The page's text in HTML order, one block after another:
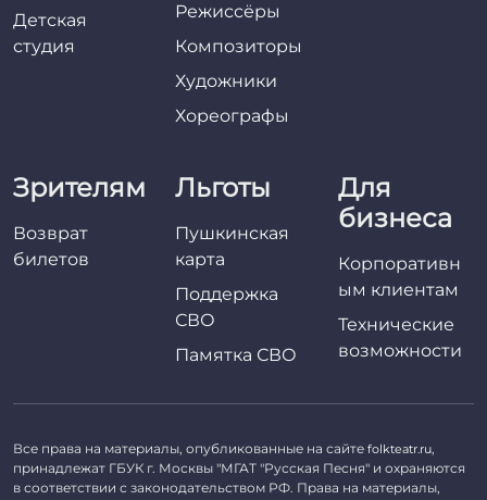
Детская
студия
Режиссёры
Композиторы
Художники
Хореографы
Зрителям
Возврат
билетов
Льготы
Пушкинская
карта
Поддержка
СВО
Памятка СВО
Для
бизнеса
Корпоративн
ым клиентам
Технические
возможности
Все права на материалы, опубликованные на сайте folkteatr.ru,
принадлежат ГБУК г. Москвы "МГАТ "Русская Песня" и охраняются
в соответствии с законодательством РФ. Права на материалы,